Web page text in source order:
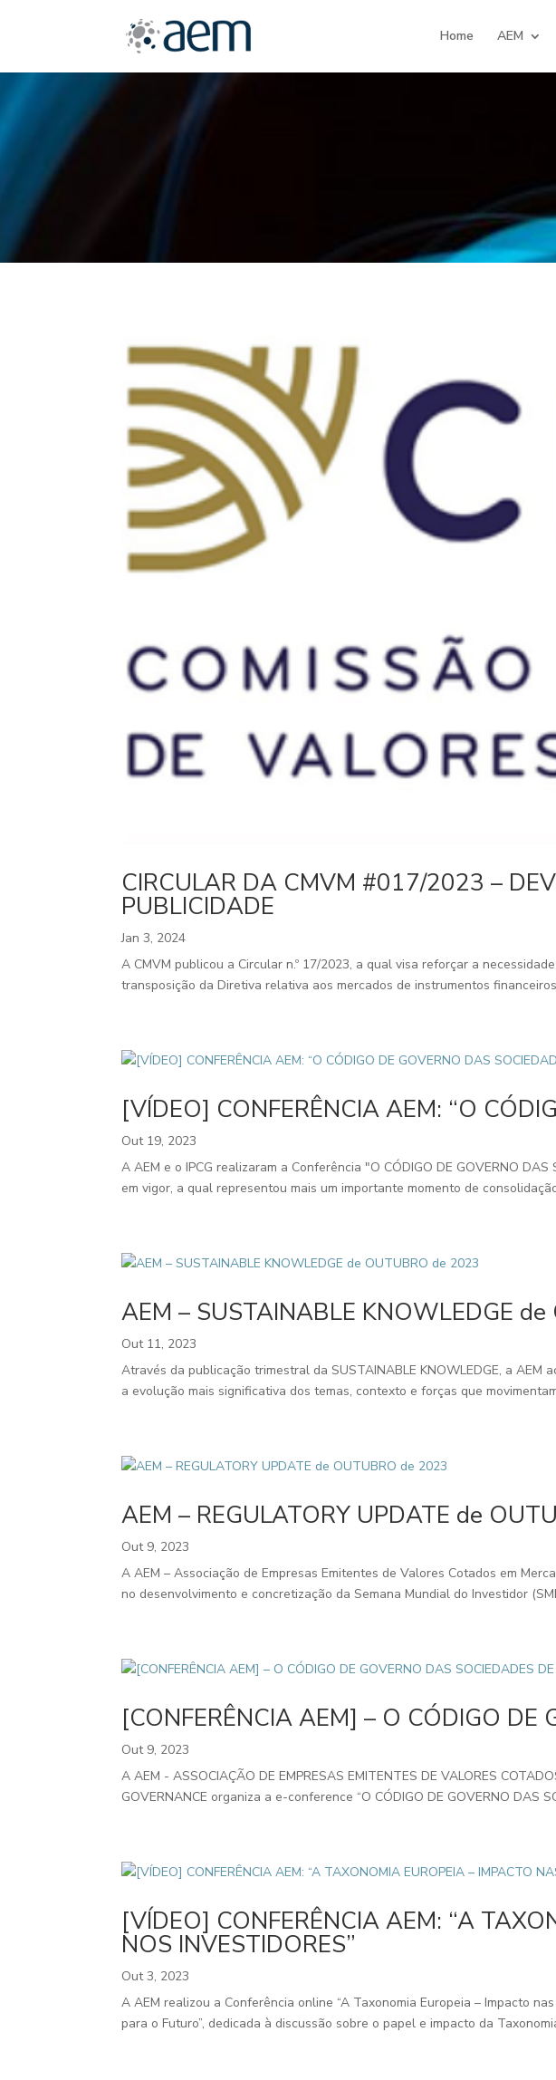
Home AEM
CIRCULAR DA CMVM #017/2023 –
PUBLICIDADE
Jan 3, 2024
A CMVM publicou a Circular n.º 17/2023, a qual visa reforçar a
transposição da Diretiva relativa aos mercados de instrumentos
[VÍDEO] CONFERÊNCIA AEM: “O
Out 19, 2023
A AEM e o IPCG realizaram a Conferência "O CÓDIGO DE GOVERNO
em vigor, a qual representou mais um importante momento de
AEM – SUSTAINABLE KNOWLEDGE
Out 11, 2023
Através da publicação trimestral da SUSTAINABLE KNOWLEDGE, a
a evolução mais significativa dos temas, contexto e forças que
AEM – REGULATORY UPDATE de
Out 9, 2023
A AEM – Associação de Empresas Emitentes de Valores Cotados em
no desenvolvimento e concretização da Semana Mundial do Investidor
[CONFERÊNCIA AEM] – O CÓDIGO
Out 9, 2023
A AEM - ASSOCIAÇÃO DE EMPRESAS EMITENTES DE VALORES
GOVERNANCE organiza a e-conference “O CÓDIGO DE GOVERNO DAS
[VÍDEO] CONFERÊNCIA AEM: “A
NOS INVESTIDORES”
Out 3, 2023
A AEM realizou a Conferência online “A Taxonomia Europeia – Impacto
para o Futuro”, dedicada à discussão sobre o papel e impacto da